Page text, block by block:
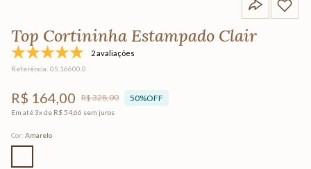
Top Cortininha Estampado Clair
2 avaliações
Referência: 05.16600.0
R$ 164,00 R$328,00 50%OFF
Em até3x de R$ 5466 sem juros
Cor: Amarelo